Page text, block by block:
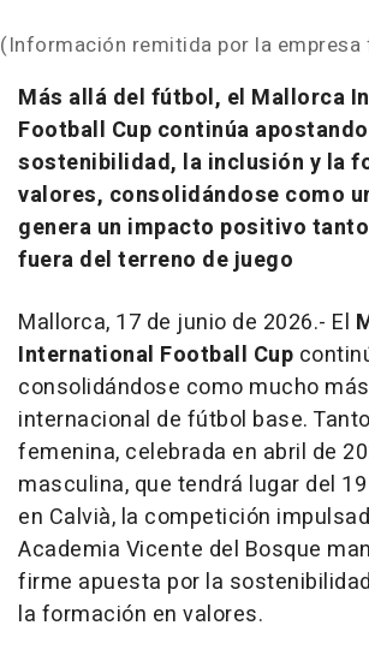
(Información remitida por la
Más allá del fútbol, el Mallorca
Football Cup continúa
sostenibilidad, la inclusión y la
valores, consolidándose como
genera un impacto positivo
fuera del terreno de juego
Mallorca, 17 de junio de 2026.- El
International Football Cup
consolidándose como mucho
internacional de fútbol base.
femenina, celebrada en abril de
masculina, que tendrá lugar del
en Calvià, la competición
Academia Vicente del Bosque
firme apuesta por la
la formación en valores.